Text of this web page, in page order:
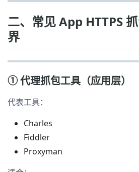
二、常见 App HTTPS
界
① 代理抓包工具（应用层）
代表工具：
Charles
Fiddler
Proxyman